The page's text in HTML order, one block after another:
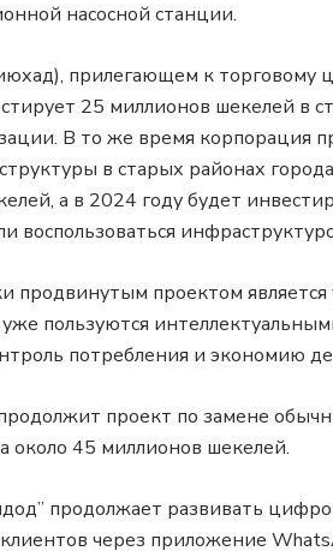
насосной станции.
прилегающем к торговому
25 миллионов шекелей в
В то же время
в старых районах
а в 2024 году будет
воспользоваться
продвинутым проектом
пользуются
потребления и экономию
проект по замене
около 45 миллионов шекелей.
продолжает развивать
через приложение